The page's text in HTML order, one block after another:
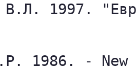
В.Л. 1997.
1986. -